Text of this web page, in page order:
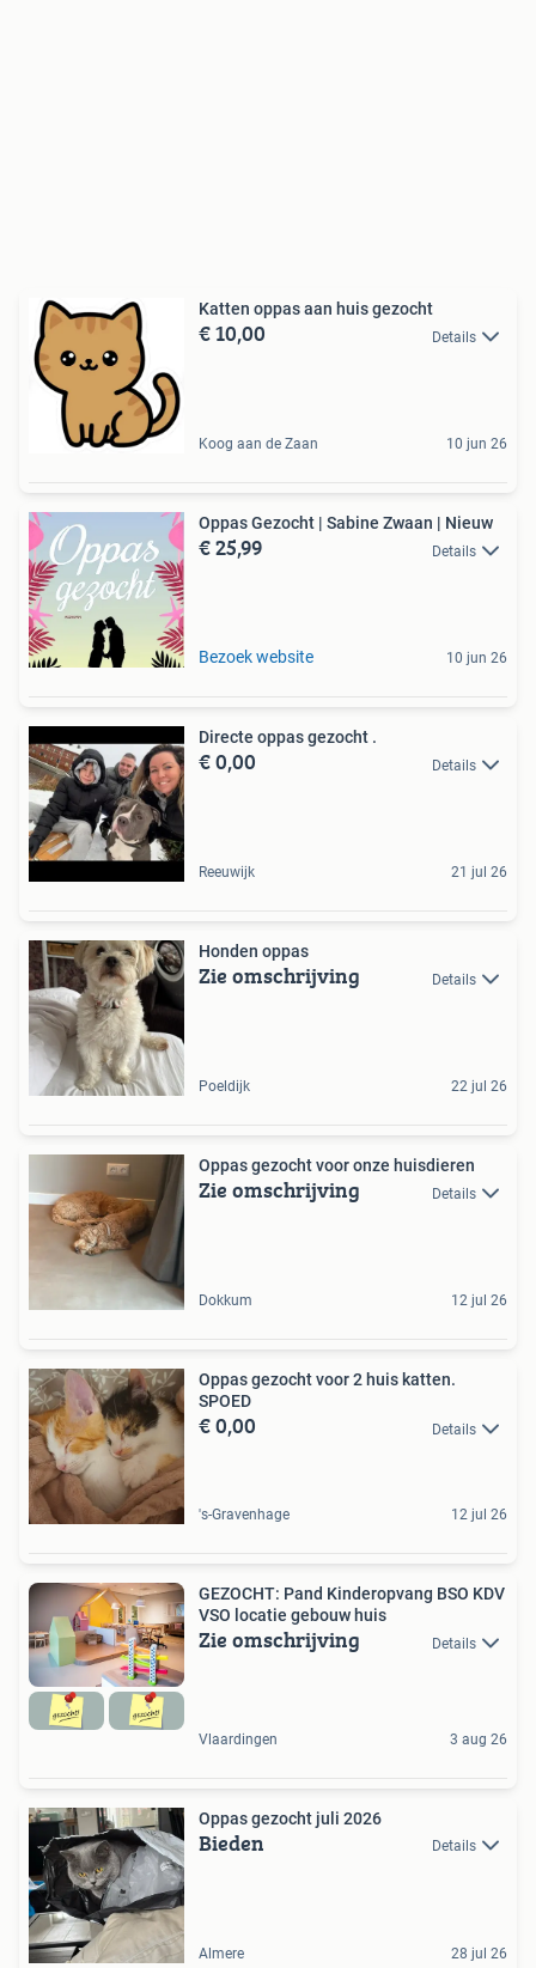
Katten oppas aan huis gezocht
€ 10,00 Details
Koog aan de Zaan 10 jun 26
Oppas Gezocht | Sabine Zwaan | Nieuw
€ 25,99 Details
Bezoek website 10 jun 26
Directe oppas gezocht .
€ 0,00 Details
Reeuwijk 21 jul 26
Honden oppas
Zie omschrijving Details
Poeldijk 22 jul 26
Oppas gezocht voor onze huisdieren
Zie omschrijving Details
Dokkum 12 jul 26
Oppas gezocht voor 2 huis katten.
SPOED
€ 0,00 Details
's-Gravenhage 12 jul 26
GEZOCHT: Pand Kinderopvang BSO KDV
VSO locatie gebouw huis
Zie omschrijving Details
Vlaardingen 3 aug 26
Oppas gezocht juli 2026
Bieden Details
Almere 28 jul 26